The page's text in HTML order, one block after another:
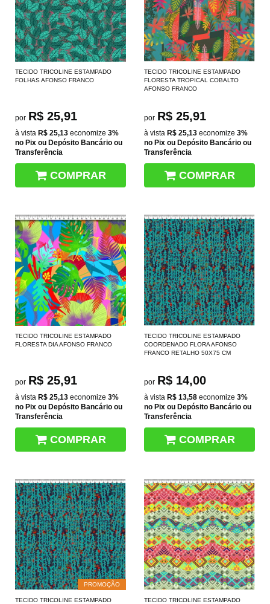
TECIDO TRICOLINE ESTAMPADO
FOLHAS AFONSO FRANCO
por R$ 25,91
à vista R$ 25,13 economize 3%
no Pix ou Depósito Bancário ou
Transferência
COMPRAR
TECIDO TRICOLINE ESTAMPADO
FLORESTA TROPICAL COBALTO
AFONSO FRANCO
por R$ 25,91
à vista R$ 25,13 economize 3%
no Pix ou Depósito Bancário ou
Transferência
COMPRAR
TECIDO TRICOLINE ESTAMPADO
FLORESTA DIA AFONSO FRANCO
por R$ 25,91
à vista R$ 25,13 economize 3%
no Pix ou Depósito Bancário ou
Transferência
COMPRAR
TECIDO TRICOLINE ESTAMPADO
COORDENADO FLORA AFONSO
FRANCO RETALHO 50X75 CM
por R$ 14,00
à vista R$ 13,58 economize 3%
no Pix ou Depósito Bancário ou
Transferência
COMPRAR
PROMOÇÃO
TECIDO TRICOLINE ESTAMPADO
TECIDO TRICOLINE ESTAMPADO